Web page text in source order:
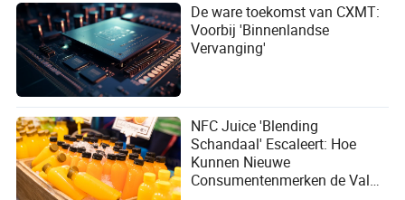
De ware toekomst van CXMT:
Voorbij 'Binnenlandse
Vervanging'
NFC Juice 'Blending
Schandaal' Escaleert: Hoe
Kunnen Nieuwe
Consumentenmerken de Val